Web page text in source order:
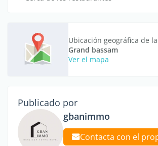
Ubicación geográfica de
Grand bassam
Ver el mapa
Publicado por
gbanimmo
Contacta con el